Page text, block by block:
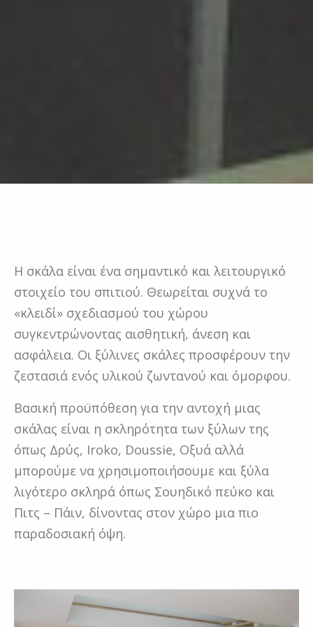
Η σκάλα είναι ένα σημαντικό και λειτουργικό
στοιχείο του σπιτιού. Θεωρείται συχνά το
«κλειδί» σχεδιασμού του χώρου
συγκεντρώνοντας αισθητική, άνεση και
ασφάλεια. Οι ξύλινες σκάλες προσφέρουν την
ζεστασιά ενός υλικού ζωντανού και όμορφου.
Βασική προϋπόθεση για την αντοχή μιας
σκάλας είναι η σκληρότητα των ξύλων της
όπως Δρύς, Iroko, Doussie, Οξυά αλλά
μπορούμε να χρησιμοποιήσουμε και ξύλα
λιγότερο σκληρά όπως Σουηδικό πεύκο και
Πιτς – Πάιν, δίνοντας στον χώρο μια πιο
παραδοσιακή όψη.